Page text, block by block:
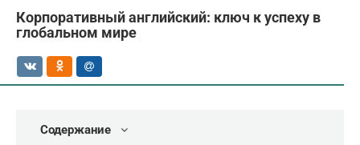
Корпоративный английский: ключ к успеху в
глобальном мире
Содержание